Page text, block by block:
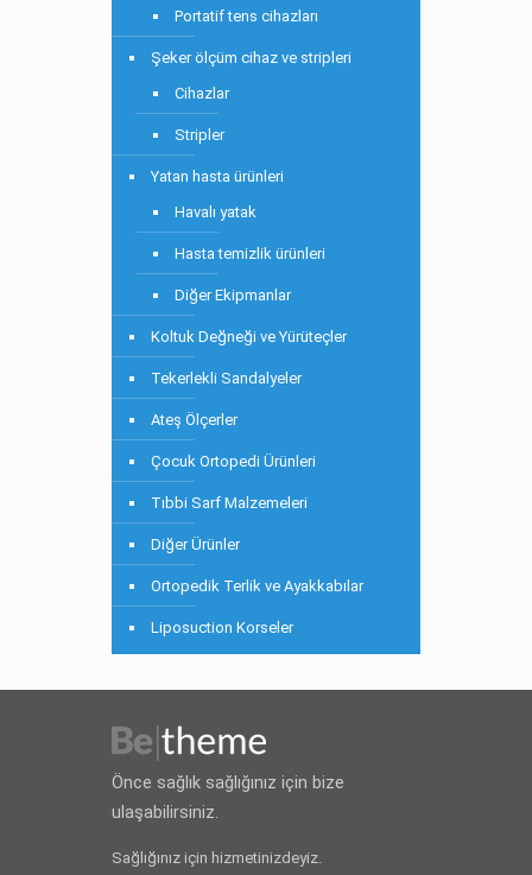
Portatif tens cihazları
Şeker ölçüm cihaz ve stripleri
Cihazlar
Stripler
Yatan hasta ürünleri
Havalı yatak
Hasta temizlik ürünleri
Diğer Ekipmanlar
Koltuk Değneği ve Yürüteçler
Tekerlekli Sandalyeler
Ateş Ölçerler
Çocuk Ortopedi Ürünleri
Tıbbi Sarf Malzemeleri
Diğer Ürünler
Ortopedik Terlik ve Ayakkabılar
Liposuction Korseler
Önce sağlık sağlığınız için bize
ulaşabilirsiniz.
Sağlığınız için hizmetinizdeyiz.